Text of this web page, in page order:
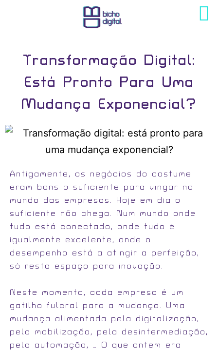
Transformação Digital:
Está Pronto Para Uma
Mudança Exponencial?
Antigamente, os negócios do costume
eram bons o suficiente para vingar no
mundo das empresas. Hoje em dia o
suficiente não chega. Num mundo onde
tudo está conectado, onde tudo é
igualmente excelente, onde o
desempenho está a atingir a perfeição,
só resta espaço para inovação.
Neste momento, cada empresa é um
gatilho fulcral para a mudança. Uma
mudança alimentada pela digitalização,
pela mobilização, pela desintermediação,
pela automação, … O que ontem era